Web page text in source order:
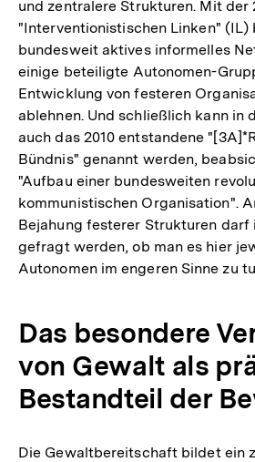
und zentralere Strukturen. Mit der
"Interventionistischen Linken" (IL)
bundesweit aktives informelles
einige beteiligte Autonomen-
Entwicklung von festeren
ablehnen. Und schließlich kann in
auch das 2010 entstandene
Bündnis" genannt werden,
"Aufbau einer bundesweiten
kommunistischen Organisation".
Bejahung festerer Strukturen darf
gefragt werden, ob man es hier
Autonomen im engeren Sinne zu
Das besondere
von Gewalt als
Bestandteil der
Die Gewaltbereitschaft bildet ein